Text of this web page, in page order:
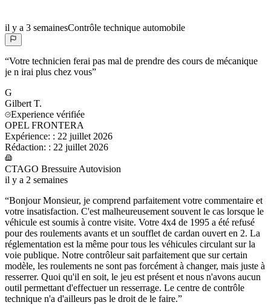
il y a 3 semainesContrôle technique automobile
“Votre technicien ferai pas mal de prendre des cours de mécanique
je n irai plus chez vous”
G
Gilbert T.
Experience vérifiée
OPEL FRONTERA
Expérience: : 22 juillet 2026
Rédaction: : 22 juillet 2026
CTAGO Bressuire Autovision
il y a 2 semaines
“Bonjour Monsieur, je comprend parfaitement votre commentaire et
votre insatisfaction. C'est malheureusement souvent le cas lorsque le
véhicule est soumis à contre visite. Votre 4x4 de 1995 a été refusé
pour des roulements avants et un soufflet de cardan ouvert en 2. La
réglementation est la même pour tous les véhicules circulant sur la
voie publique. Notre contrôleur sait parfaitement que sur certain
modèle, les roulements ne sont pas forcément à changer, mais juste à
resserrer. Quoi qu'il en soit, le jeu est présent et nous n'avons aucun
outil permettant d'effectuer un resserrage. Le centre de contrôle
technique n'a d'ailleurs pas le droit de le faire.”